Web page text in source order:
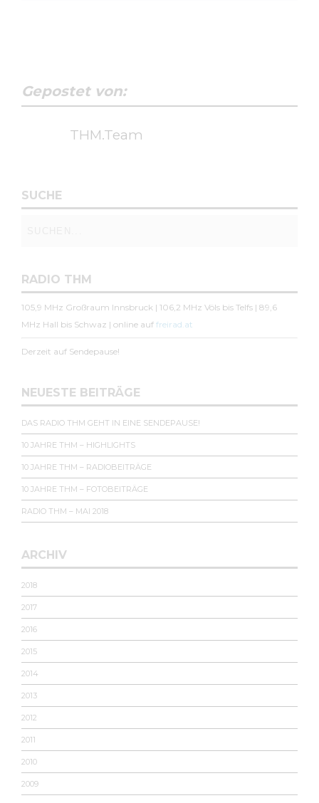
Gepostet von:
THM.Team
SUCHE
RADIO THM
105,9 MHz Großraum Innsbruck | 106,2 MHz Völs bis Telfs | 89,6
MHz Hall bis Schwaz | online auf freirad.at
Derzeit auf Sendepause!
NEUESTE BEITRÄGE
DAS RADIO THM GEHT IN EINE SENDEPAUSE!
10 JAHRE THM – HIGHLIGHTS
10 JAHRE THM – RADIOBEITRÄGE
10 JAHRE THM – FOTOBEITRÄGE
RADIO THM – MAI 2018
ARCHIV
2018
2017
2016
2015
2014
2013
2012
2011
2010
2009